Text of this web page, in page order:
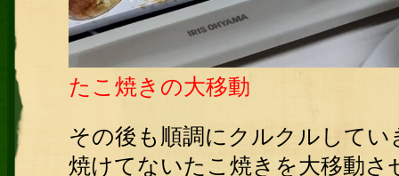
たこ焼きの大移動
その後も順調にクルクルして
焼けてないたこ焼きを大移動